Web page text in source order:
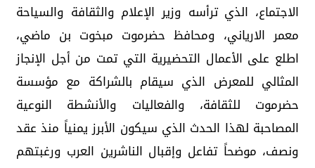
الاجتماع، الذي ترأسه وزير الإعلام والثقافة والسياحة
معمر الارياني، ومحافظ حضرموت مبخوت بن ماضي،
اطلع على الأعمال التحضيرية التي تمت من أجل الإنجاز
المثالي للمعرض الذي سيقام بالشراكة مع مؤسسة
حضرموت للثقافة، والفعاليات والأنشطة النوعية
المصاحبة لهذا الحدث الذي سيكون الأبرز يمنياً منذ عقد
ونصف، موضحاً تفاعل وإقبال الناشرين العرب ورغبتهم